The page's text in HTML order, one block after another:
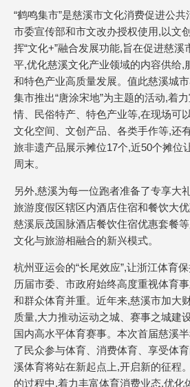
“鹤鸣集市”是慈溪市文化消费促进公
市委宣传部和市文改办授权使用,以文
挥“文化+”融合发展功能,旨在促进慈溪
平,优化慈溪文化产业领域的内容供给,
和特色产业高质量发展。值此慈溪城
集市推出“唐涂宋地”为主题的活动,着
情、民俗特产、特色产业等,在现场可
文化空间、文创产品、各类手作等,还
旅非遗产品展示摊位17个,近50个摊位
周末。
另外,慈溪为每一位跑者准备了专享大
旅游度假区辖区内酒店住宿和餐饮大
慈溪辰茂国脉酒店餐饮住宿优惠套餐等
文化与旅游相融合的新兴模式。
杭州亚运会的“长尾效应”,让浙江体育
历届市委、市政府始终高度重视体育
和群众体育并重。近年来,慈溪市加大
质量,大力推动运动之城、赛事之城建
国内高水平体育赛事。本次首届慈溪
了民众参与体育、消费体育、享受体
溪体育将站在新起点上,开启新的征程
的过程中,着力丰富体育消费业态,优化